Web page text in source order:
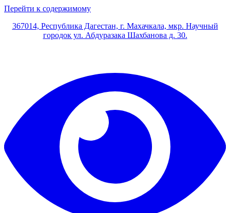
Перейти к содержимому
367014, Республика Дагестан, г. Махачкала, мкр. Научный
городок ул. Абдуразака Шахбанова д. 30.